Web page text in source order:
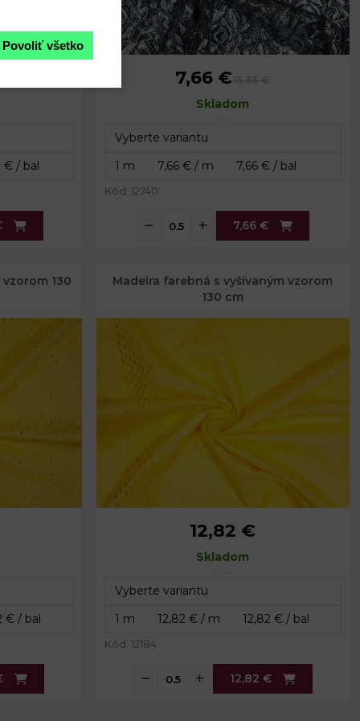
7,66 € 15,33 €
Skladom
Kód: 12740
7,66 €
130
Madeira farebná s vyšívaným vzorom
130 cm
12,82 €
Skladom
Kód: 12184
12,82 €
Povoliť všetko